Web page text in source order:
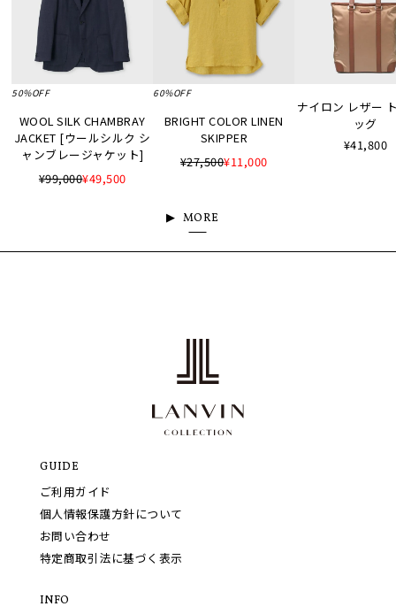
50%OFF
WOOL SILK CHAMBRAY
JACKET [ウールシルク シ
ャンブレージャケット]
¥99,000¥49,500
60%OFF
BRIGHT COLOR LINEN
SKIPPER
¥27,500¥11,000
ナイロン レザー
ッグ
¥41,800
MORE
GUIDE
ご利用ガイド
個人情報保護方針について
お問い合わせ
特定商取引法に基づく表示
INFO